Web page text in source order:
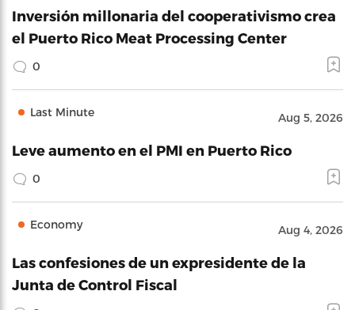
Inversión millonaria del cooperativismo crea
el Puerto Rico Meat Processing Center
0
Last Minute Aug 5, 2026
Leve aumento en el PMI en Puerto Rico
0
Economy Aug 4, 2026
Las confesiones de un expresidente de la
Junta de Control Fiscal